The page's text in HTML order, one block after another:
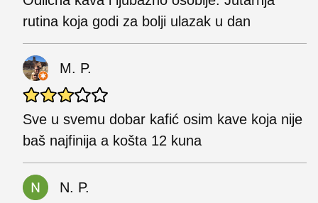
rutina koja godi za bolji ulazak u dan
M. P.
Sve u svemu dobar kafić osim kave koja nije
baš najfinija a košta 12 kuna
N. P.